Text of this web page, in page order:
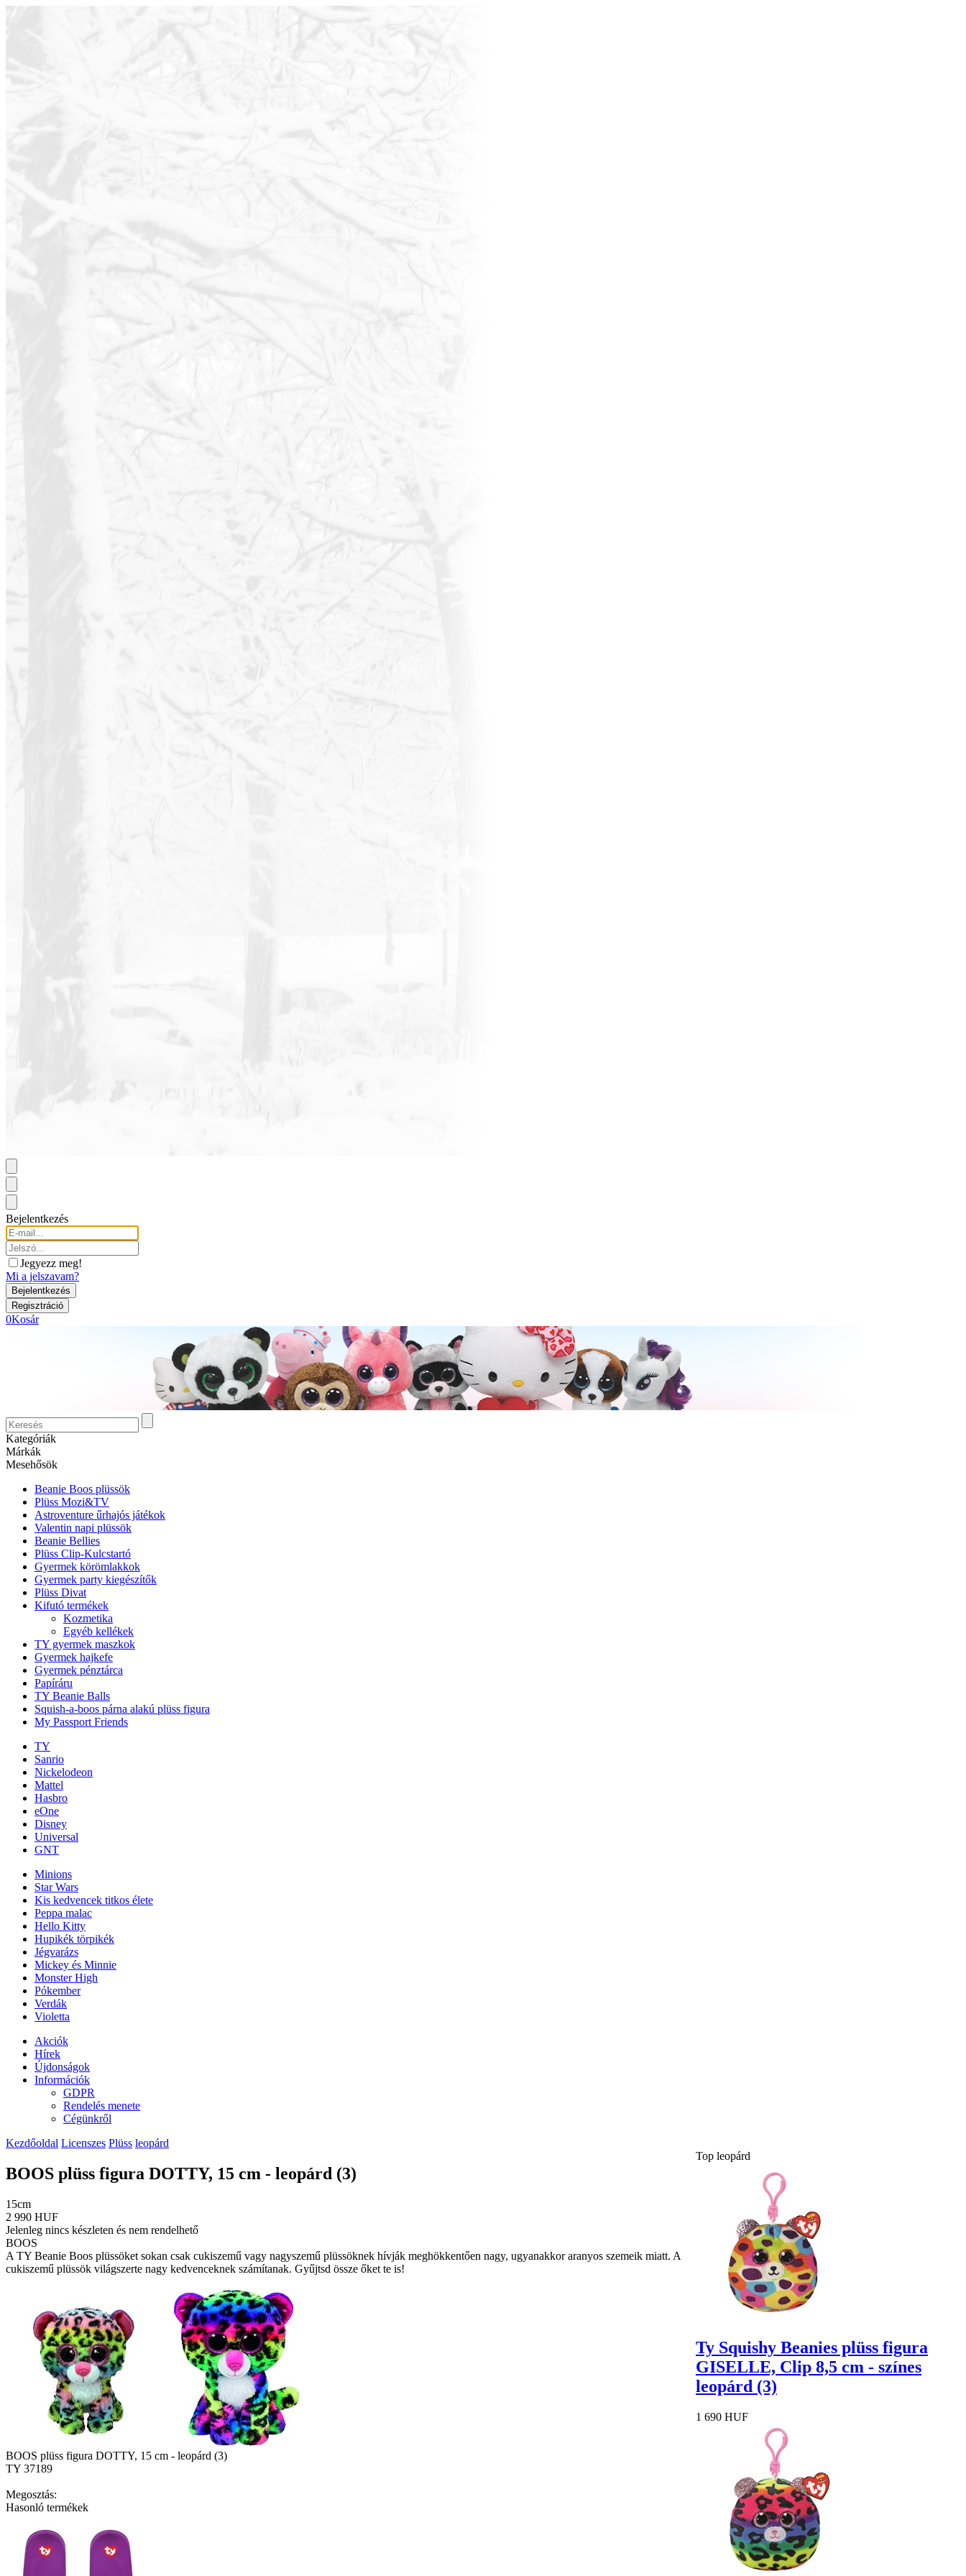
Bejelentkezés
Jegyezz meg!
Mi a jelszavam?
0Kosár
Kategóriák
Márkák
Mesehősök
Beanie Boos plüssök
Plüss Mozi&TV
Astroventure űrhajós játékok
Valentin napi plüssök
Beanie Bellies
Plüss Clip-Kulcstartó
Gyermek körömlakkok
Gyermek party kiegészítők
Plüss Divat
Kifutó termékek
Kozmetika
Egyéb kellékek
TY gyermek maszkok
Gyermek hajkefe
Gyermek pénztárca
Papíráru
TY Beanie Balls
Squish-a-boos párna alakú plüss figura
My Passport Friends
TY
Sanrio
Nickelodeon
Mattel
Hasbro
eOne
Disney
Universal
GNT
Minions
Star Wars
Kis kedvencek titkos élete
Peppa malac
Hello Kitty
Hupikék törpikék
Jégvarázs
Mickey és Minnie
Monster High
Pókember
Verdák
Violetta
Akciók
Hírek
Újdonságok
Információk
GDPR
Rendelés menete
Cégünkről
Kezdőoldal Licenszes Plüss leopárd
BOOS plüss figura DOTTY, 15 cm - leopárd (3)
15cm
2 990 HUF
Jelenleg nincs készleten és nem rendelhető
BOOS
A TY Beanie Boos plüssöket sokan csak cukiszemű vagy nagyszemű plüssöknek hívják meghökkentően nagy, ugyanakkor aranyos szemeik miatt. A
cukiszemű plüssök világszerte nagy kedvenceknek számítanak. Gyűjtsd össze őket te is!
BOOS plüss figura DOTTY, 15 cm - leopárd (3)
TY 37189
Megosztás:
Hasonló termékek
Top leopárd
Ty Squishy Beanies plüss figura
GISELLE, Clip 8,5 cm - színes
leopárd (3)
1 690 HUF